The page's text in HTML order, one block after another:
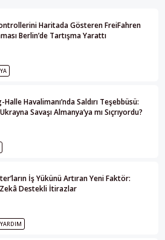
Haritada Gösteren FreiFahren
Berlin’de Tartışma Yarattı
Havalimanı’nda Saldırı Teşebbüsü:
Savaşı Almanya’ya mı Sıçrıyordu?
İş Yükünü Artıran Yeni Faktör:
Destekli İtirazlar
YARDIM